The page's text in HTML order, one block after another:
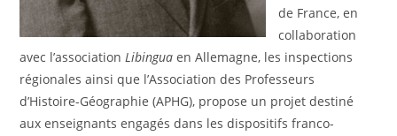
de France, en
collaboration
avec l’associationLibinguaen Allemagne, les inspections
régionales ainsi que l’Association des Professeurs
d’Histoire-Géographie (APHG), propose un projet destiné
aux enseignants engagés dans les dispositifs franco-